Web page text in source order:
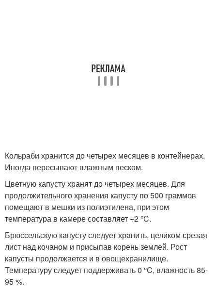
Кольраби хранится до четырех месяцев в контейнерах.
Иногда пересыпают влажным песком.
Цветную капусту хранят до четырех месяцев. Для
продолжительного хранения капусту по 500 граммов
помещают в мешки из полиэтилена, при этом
температура в камере составляет +2 °C.
Брюссельскую капусту следует хранить, целиком срезая
лист над кочаном и присыпав корень землей. Рост
капусты продолжается и в овощехранилище.
Температуру следует поддерживать 0 °C, влажность 85-
95 %.